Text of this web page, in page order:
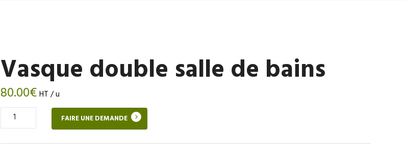
Vasque double salle de bains
80.00€ HT / u
Quantité
double
FAIRE UNE DEMANDE